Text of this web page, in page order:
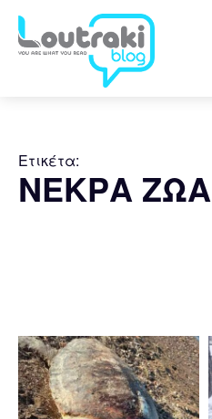
Ετικέτα:
ΝΕΚΡΑ ΖΩΑ